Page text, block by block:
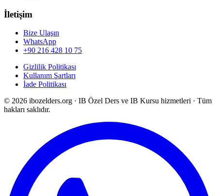
İletişim
Bize Ulaşın
WhatsApp
+90 216 428 10 75
Gizlilik Politikası
Kullanım Şartları
İade Politikası
© 2026 ibozelders.org · IB Özel Ders ve IB Kursu hizmetleri · Tüm
hakları saklıdır.